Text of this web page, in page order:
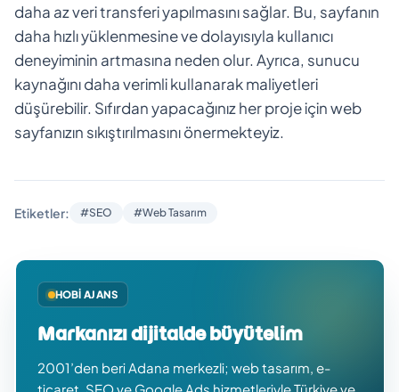
daha az veri transferi yapılmasını sağlar. Bu, sayfanın
daha hızlı yüklenmesine ve dolayısıyla kullanıcı
deneyiminin artmasına neden olur. Ayrıca, sunucu
kaynağını daha verimli kullanarak maliyetleri
düşürebilir. Sıfırdan yapacağınız her proje için web
sayfanızın sıkıştırılmasını önermekteyiz.
Etiketler: #SEO #Web Tasarım
HOBI AJANS
Markanızı dijitalde büyütelim
2001’den beri Adana merkezli; web tasarım, e-